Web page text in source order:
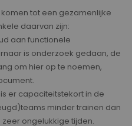
tot een gezamenlijke
daarvan zijn:
aan functionele
is onderzoek gedaan, de
om hier op te noemen,
er capaciteitstekort in de
minder trainen dan
ongelukkige tijden.